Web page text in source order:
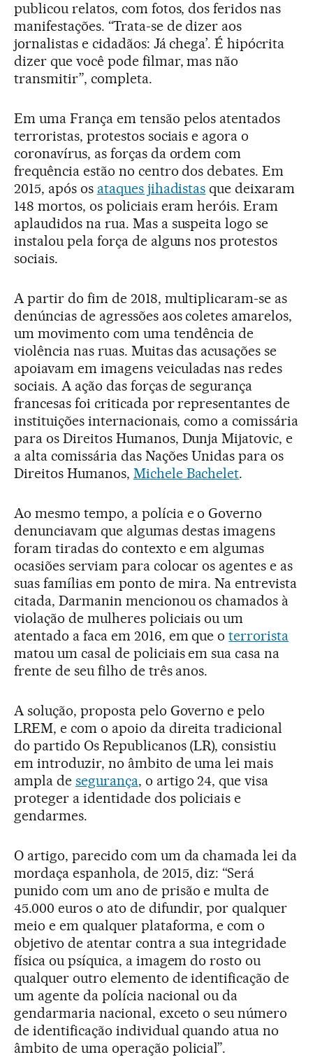
publicou relatos, com fotos, dos feridos nas
manifestações. “Trata-se de dizer aos
jornalistas e cidadãos: Já chega’. É hipócrita
dizer que você pode filmar, mas não
transmitir”, completa.
Em uma França em tensão pelos atentados
terroristas, protestos sociais e agora o
coronavírus, as forças da ordem com
frequência estão no centro dos debates. Em
2015, após os ataques jihadistas que deixaram
148 mortos, os policiais eram heróis. Eram
aplaudidos na rua. Mas a suspeita logo se
instalou pela força de alguns nos protestos
sociais.
A partir do fim de 2018, multiplicaram-se as
denúncias de agressões aos coletes amarelos,
um movimento com uma tendência de
violência nas ruas. Muitas das acusações se
apoiavam em imagens veiculadas nas redes
sociais. A ação das forças de segurança
francesas foi criticada por representantes de
instituições internacionais, como a comissária
para os Direitos Humanos, Dunja Mijatovic, e
a alta comissária das Nações Unidas para os
Direitos Humanos, Michele Bachelet.
Ao mesmo tempo, a polícia e o Governo
denunciavam que algumas destas imagens
foram tiradas do contexto e em algumas
ocasiões serviam para colocar os agentes e as
suas famílias em ponto de mira. Na entrevista
citada, Darmanin mencionou os chamados à
violação de mulheres policiais ou um
atentado a faca em 2016, em que oterrorista
matou um casal de policiais em sua casa na
frente de seu filho de três anos.
A solução, proposta pelo Governo e pelo
LREM, e com o apoio da direita tradicional
do partido Os Republicanos (LR), consistiu
em introduzir, no âmbito de uma lei mais
ampla de segurança, o artigo 24, que visa
proteger a identidade dos policiais e
gendarmes.
O artigo, parecido com um da chamada lei da
mordaça espanhola, de 2015, diz: “Será
punido com um ano de prisão e multa de
45.000 euros o ato de difundir, por qualquer
meio e em qualquer plataforma, e com o
objetivo de atentar contra a sua integridade
física ou psíquica, a imagem do rosto ou
qualquer outro elemento de identificação de
um agente da polícia nacional ou da
gendarmaria nacional, exceto o seu número
de identificação individual quando atua no
âmbito de uma operação policial”.